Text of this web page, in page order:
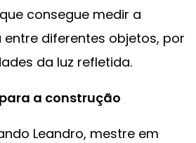
consegue medir a
diferentes objetos, por
da luz refletida.
a construção
Leandro, mestre em